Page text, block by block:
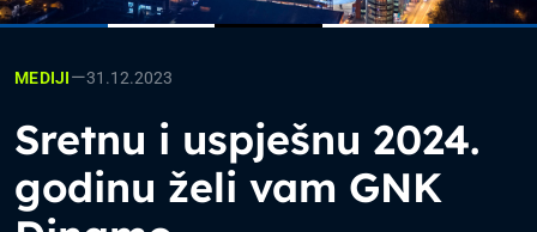
MEDIJI—31.12.2023
Sretnu i uspješnu 2024.
godinu želi vam GNK